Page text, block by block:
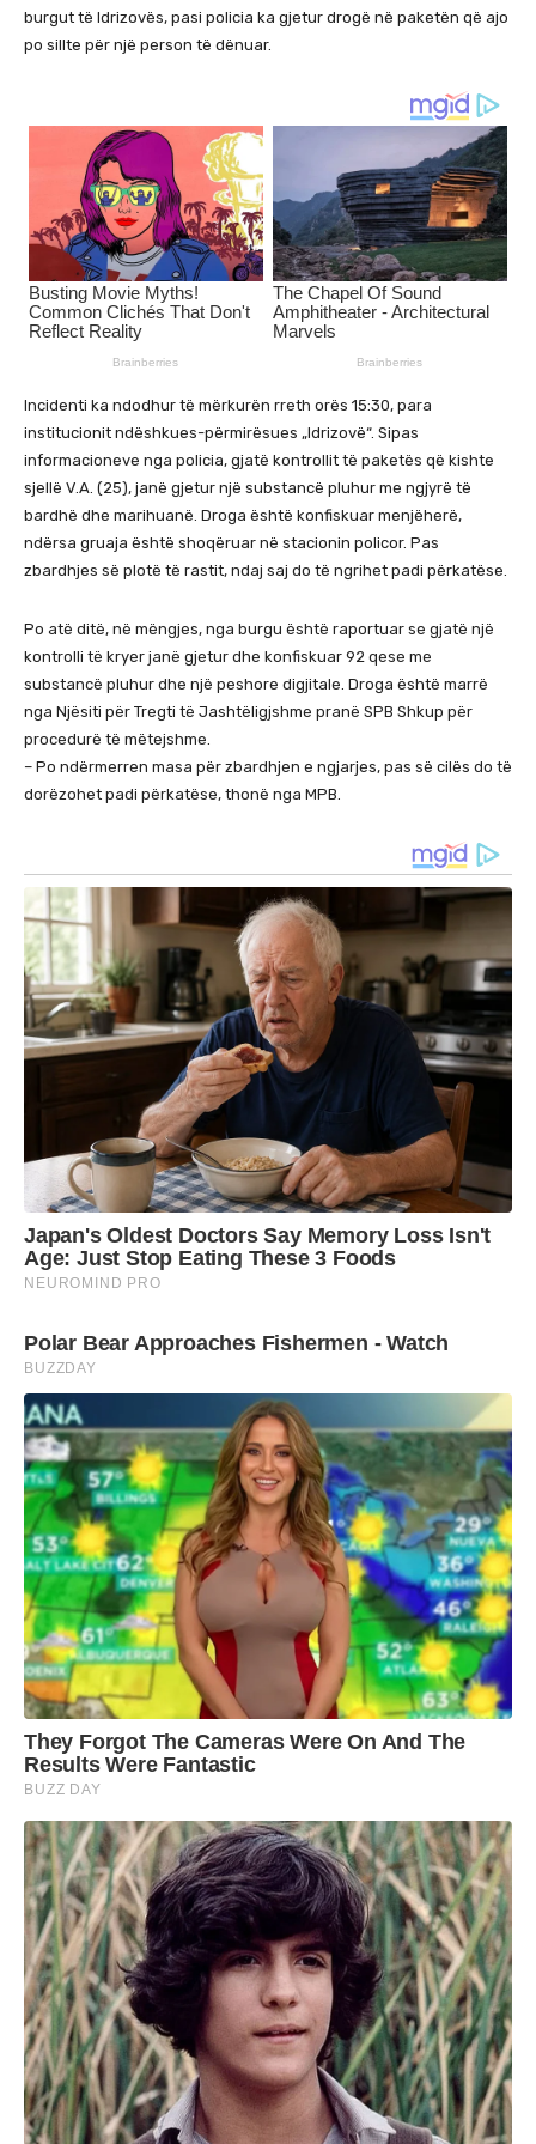
burgut të Idrizovës, pasi policia ka gjetur drogë në paketën që ajo
po sillte për një person të dënuar.
Incidenti ka ndodhur të mërkurën rreth orës 15:30, para
institucionit ndëshkues-përmirësues „Idrizovë“. Sipas
informacioneve nga policia, gjatë kontrollit të paketës që kishte
sjellë V.A. (25), janë gjetur një substancë pluhur me ngjyrë të
bardhë dhe marihuanë. Droga është konfiskuar menjëherë,
ndërsa gruaja është shoqëruar në stacionin policor. Pas
zbardhjes së plotë të rastit, ndaj saj do të ngrihet padi përkatëse.
​Po atë ditë, në mëngjes, nga burgu është raportuar se gjatë një
kontrolli të kryer janë gjetur dhe konfiskuar 92 qese me
substancë pluhur dhe një peshore digjitale. Droga është marrë
nga Njësiti për Tregti të Jashtëligjshme pranë SPB Shkup për
procedurë të mëtejshme.
​– Po ndërmerren masa për zbardhjen e ngjarjes, pas së cilës do të
dorëzohet padi përkatëse, thonë nga MPB.